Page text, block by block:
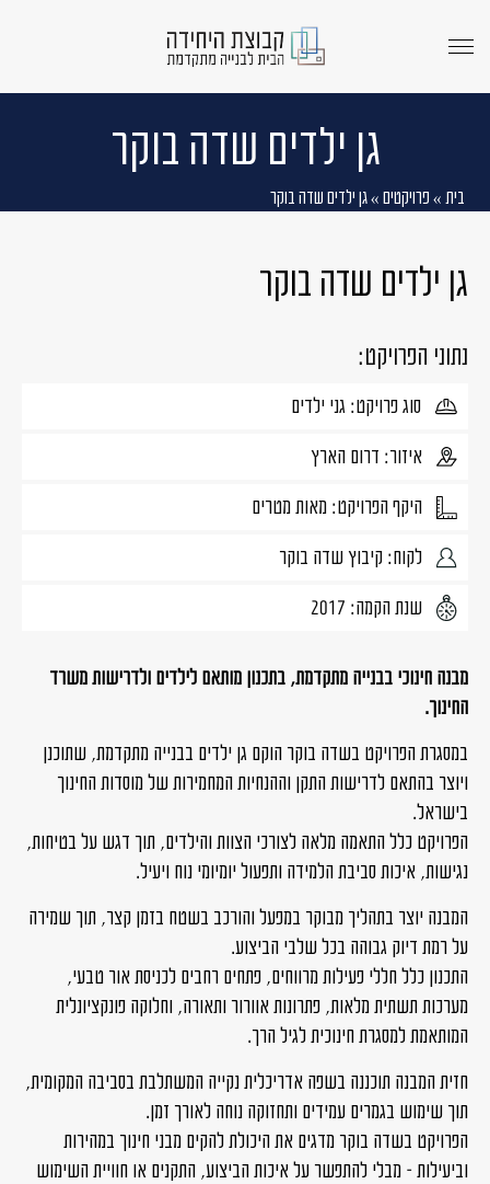
menu
גן ילדים שדה בוקר
בית » פרויקטים »גן ילדים שדה בוקר
גן ילדים שדה בוקר
נתוני הפרויקט:
סוג פרויקט: גני ילדים
איזור: דרום הארץ
היקף הפרויקט: מאות מטרים
לקוח: קיבוץ שדה בוקר
שנת הקמה: 2017
מבנה חינוכי בבנייה מתקדמת, בתכנון מותאם לילדים ולדרישות משרד
החינוך.
במסגרת הפרויקט בשדה בוקר הוקם גן ילדים בבנייה מתקדמת, שתוכנן
ויוצר בהתאם לדרישות התקן וההנחיות המחמירות של מוסדות החינוך
בישראל.
הפרויקט כלל התאמה מלאה לצורכי הצוות והילדים, תוך דגש על בטיחות,
נגישות, איכות סביבת הלמידה ותפעול יומיומי נוח ויעיל.
המבנה יוצר בתהליך מבוקר במפעל והורכב בשטח בזמן קצר, תוך שמירה
על רמת דיוק גבוהה בכל שלבי הביצוע.
התכנון כלל חללי פעילות מרווחים, פתחים רחבים לכניסת אור טבעי,
מערכות תשתית מלאות, פתרונות אוורור ותאורה, וחלוקה פונקציונלית
המותאמת למסגרת חינוכית לגיל הרך.
חזית המבנה תוכננה בשפה אדריכלית נקייה המשתלבת בסביבה המקומית,
תוך שימוש בגמרים עמידים ותחזוקה נוחה לאורך זמן.
הפרויקט בשדה בוקר מדגים את היכולת להקים מבני חינוך במהירות
וביעילות – מבלי להתפשר על איכות הביצוע, התקנים או חוויית השימוש